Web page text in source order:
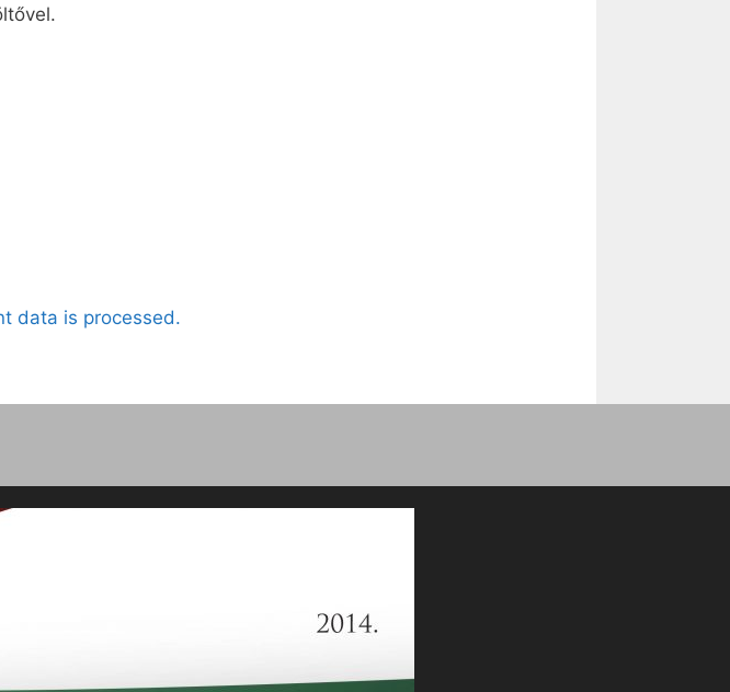
data is processed.